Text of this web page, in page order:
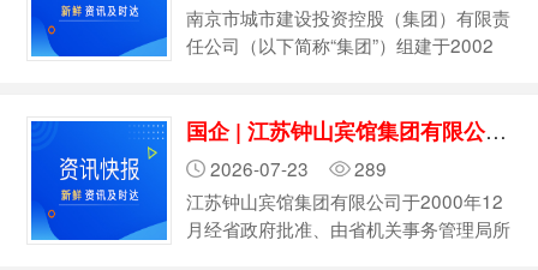
南京市城市建设投资控股（集团）有限责
任公司（以下简称“集团”）组建于2002
国有独资企业，主要职能是接受市政府委
托，承担城市基础设施及市政公用事业项
目的投资、融资、建设、运营、管理任
务。集团注册资本200亿元，拥有员工近
3万人，截至2025年底，总资产达1129
国企 | 江苏钟山宾馆集团有限公司2026年招聘公告
2026-07-23
289
江苏钟山宾馆集团有限公司于2000年12
月经省政府批准、由省机关事务管理局所